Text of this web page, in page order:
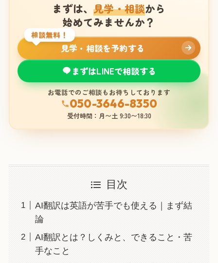
まずは、見学・相談から
始めてみませんか？
相談無料！
見学・相談を予約する
まずはLINEで相談する
お電話でのご相談もお待ちしております
050-3646-8350
受付時間：月〜土 9:30〜18:30
目次
AI翻訳は英語が苦手でも使える｜まず結
論
AI翻訳とは？しくみと、できること・苦
手なこと